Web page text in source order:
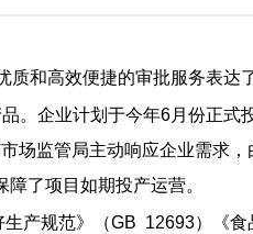
和高效便捷的审批服务表达
。企业计划于今年6月份正式
场监管局主动响应企业需求
了项目如期投产运营。
产规范》（GB 12693）《